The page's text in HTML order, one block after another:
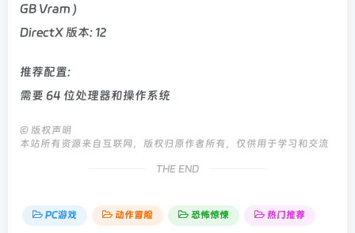
GB Vram )
DirectX 版本: 12
推荐配置:
需要 64 位处理器和操作系统
© 版权声明
本站所有资源来自互联网，版权归原作者所有，仅供用于学习和交流
THE END
PC游戏 动作冒险 恐怖惊悚 热门推荐